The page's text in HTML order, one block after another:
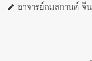
อาจารย์กมลกานต์ จี